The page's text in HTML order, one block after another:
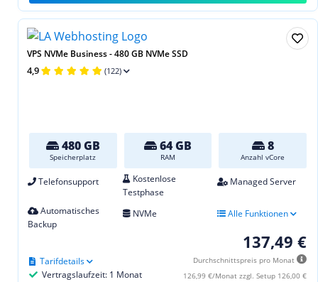
VPS NVMe Business - 480 GB NVMe SSD
4,9 (122)
480 GB
Speicherplatz
64 GB
RAM
8
Anzahl vCore
Telefonsupport
Kostenlose
Testphase
Managed Server
Automatisches
Backup
NVMe Alle Funktionen
137,49 €
Durchschnittspreis pro Monat
126,99 €/Monat zzgl. Setup 126,00 €
Vertragslaufzeit: 1 Monat
Tarifdetails